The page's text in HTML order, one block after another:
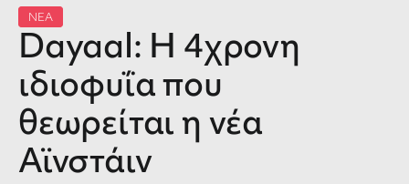
ΝΕΑ
Dayaal: Η 4χρονη
ιδιοφυΐα που
θεωρείται η νέα
Αϊνστάιν